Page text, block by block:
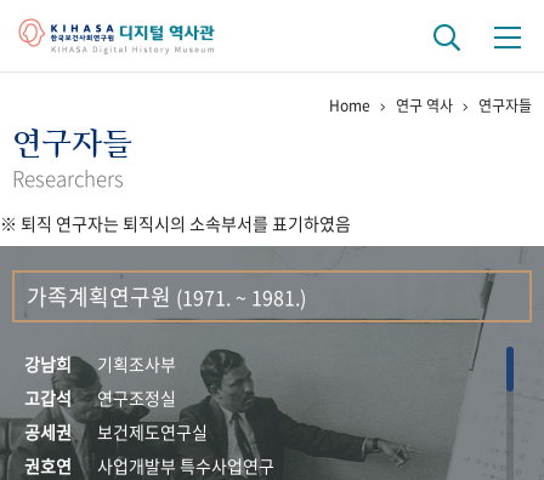
걸어온 길 기관 변천사
연구 역사
정책과 연구 키워드로 보는 연구 역사
연구자들
간행물 변천사
기록물 아카이브
사진 아카이브 문서 기록물 행정박물 영상 기록물
Home 연구 역사 연구자들
연구자들
Researchers
※ 퇴직 연구자는 퇴직시의 소속부서를 표기하였음
가족계획연구원 (1971. ~ 1981.)
강남희
기획조사부
고갑석
연구조정실
공세권
보건제도연구실
권호연
사업개발부 특수사업연구